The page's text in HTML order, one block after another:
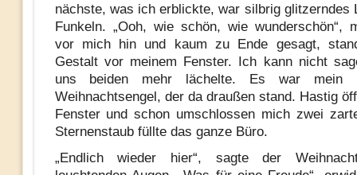
nächste, was ich erblickte, war silbrig glitzerndes
Funkeln. „Ooh, wie schön, wie wunderschön“,
vor mich hin und kaum zu Ende gesagt,
Gestalt vor meinem Fenster. Ich kann nicht
uns beiden mehr lächelte. Es war mein
Weihnachtsengel, der da draußen stand. Hastig
Fenster und schon umschlossen mich zwei
Sternenstaub füllte das ganze Büro.
„Endlich wieder hier“, sagte der